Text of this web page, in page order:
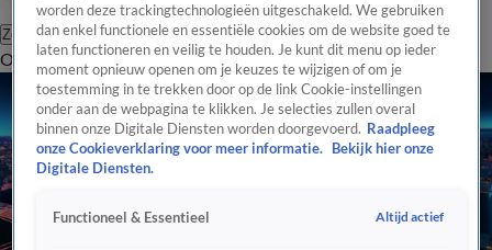
Zoeken
OverzichtRegioUitzendingenWeerTip de redactiePanelVideo's
worden deze trackingtechnologieën uitgeschakeld. We gebruiken
dan enkel functionele en essentiële cookies om de website goed te
laten functioneren en veilig te houden. Je kunt dit menu op ieder
moment opnieuw openen om je keuzes te wijzigen of om je
toestemming in te trekken door op de link Cookie-instellingen
onder aan de webpagina te klikken. Je selecties zullen overal
binnen onze Digitale Diensten worden doorgevoerd. Raadpleeg
onze Cookieverklaring voor meer informatie.
Bekijk hier onze
Digitale Diensten.
Functioneel & Essentieel Altijd actief